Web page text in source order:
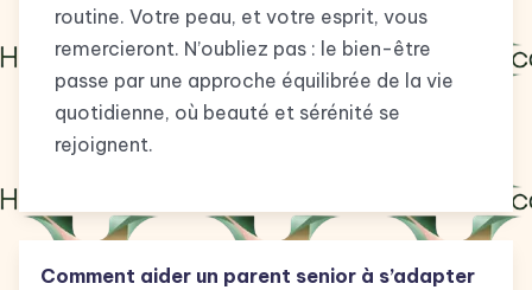
routine. Votre peau, et votre esprit, vous
remercieront. N’oubliez pas : le bien-être
passe par une approche équilibrée de la vie
quotidienne, où beauté et sérénité se
rejoignent.
Comment aider un parent senior à s’adapter